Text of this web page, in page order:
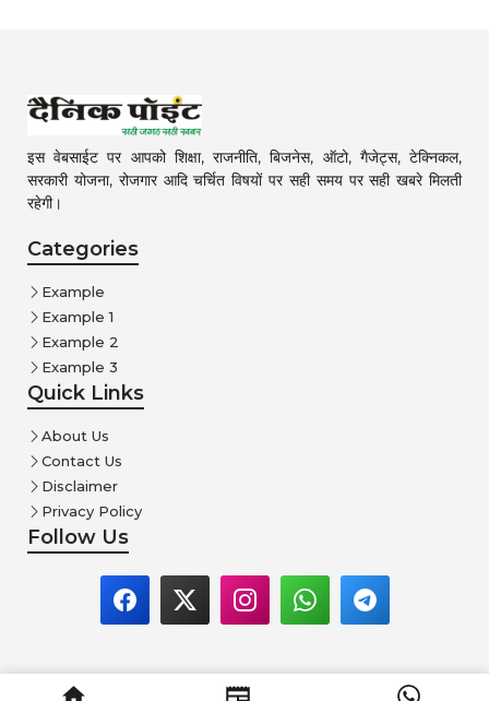
इस वेबसाईट पर आपको शिक्षा, राजनीति, बिजनेस, ऑटो, गैजेट्स, टेक्निकल,
सरकारी योजना, रोजगार आदि चर्चित विषयों पर सही समय पर सही खबरे मिलती
रहेगी।
Categories
Example
Example 1
Example 2
Example 3
Quick Links
About Us
Contact Us
Disclaimer
Privacy Policy
Follow Us